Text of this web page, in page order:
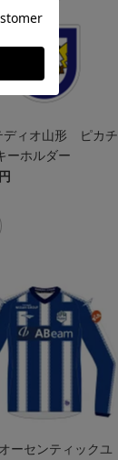
ディオ山形 ピカチ
ーホルダー
ーセンティックユ